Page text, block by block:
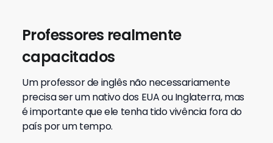
Professores realmente
capacitados
Um professor de inglês não necessariamente
precisa ser um nativo dos EUA ou Inglaterra, mas
é importante que ele tenha tido vivência fora do
país por um tempo.